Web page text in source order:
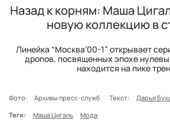
Назад к корням: Маша
новую коллекцию в
Линейка “Москва’00-1” открывает
дропов, посвященных эпохе
находится на пике
Фото: Архивы пресс-служб Текст: Дарья
Теги:
Маша Цигаль Мода